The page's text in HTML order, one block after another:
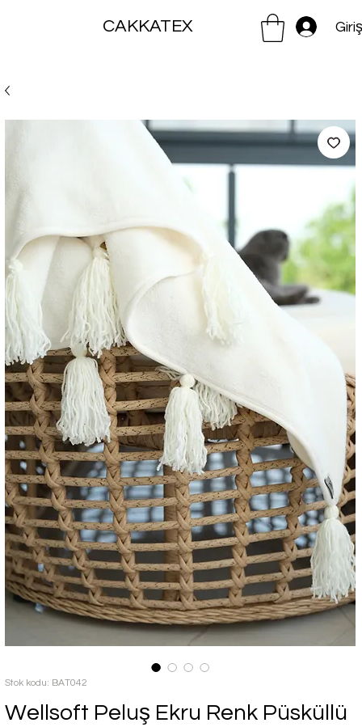
Stok kodu: BAT042
Wellsoft Peluş Ekru Renk Püsküllü
CAKKATEX